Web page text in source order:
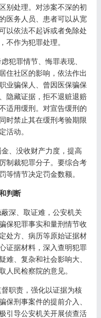
别处理。对涉案不深的初
医务人员、患者可以从宽
以依法不起诉或者免除处
不作为犯罪处理。
犯罪情节、悔罪表现、
住社区的影响，依法作出
业骗保人、曾因医保骗保
隐藏证据，拒不退赃退赔
适用缓刑。对宣告缓刑的
时禁止其在缓刑考验期限
活动。
、没收财产力度，提高
制裁犯罪分子。要综合考
等情节决定罚金数额。
判断
深、取证难，公安机关
保犯罪事实和量刑情节收
处方、病历等原始证据材
证据材料，深入查明犯罪
难、复杂和社会影响大、
人民检察院的意见。
职责，强化以证据为核
保刑事案件的提前介入、
引导公安机关开展侦查活